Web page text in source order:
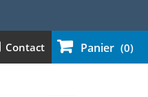
Panier (0)
Contact